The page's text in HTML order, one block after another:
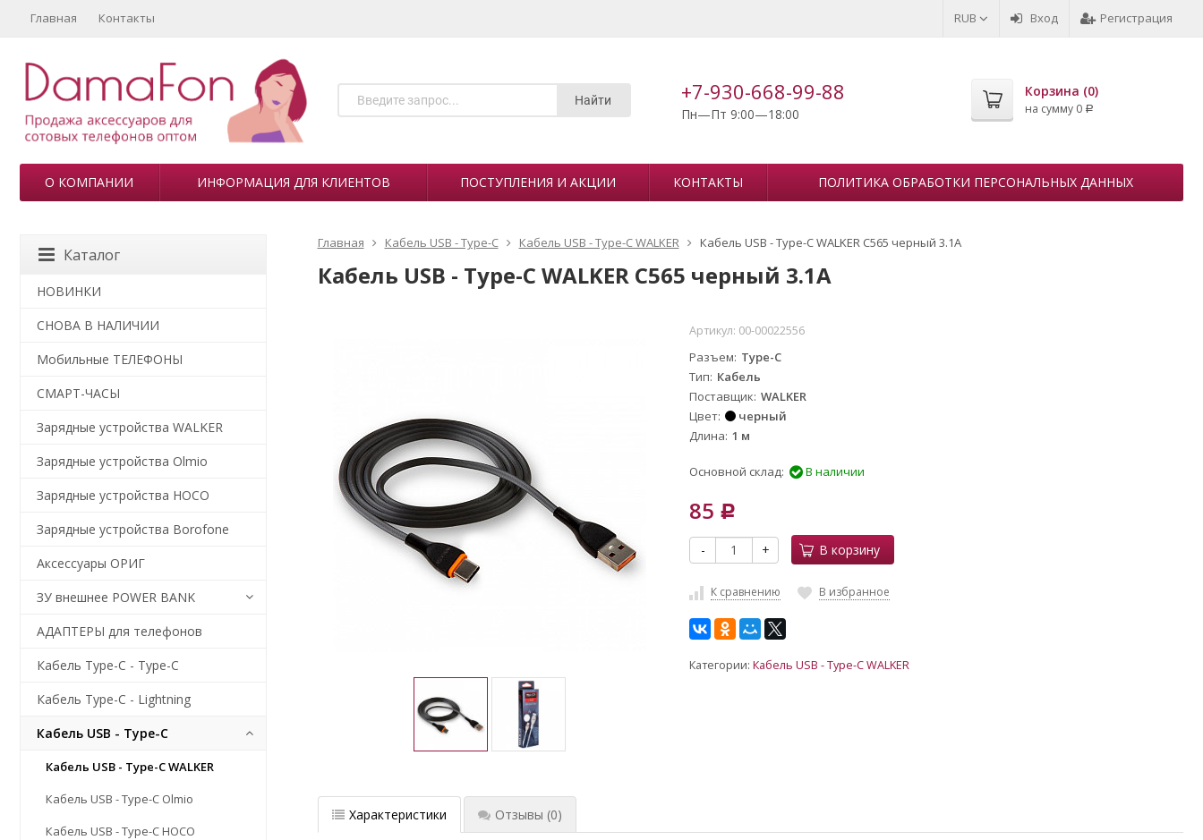
RUB Вход Регистрация
Главная Контакты
Найти +7-930-668-99-88
Пн—Пт 9:00—18:00
Корзина (0)
на сумму 0 Р
О КОМПАНИИ ИНФОРМАЦИЯ ДЛЯ КЛИЕНТОВ ПОСТУПЛЕНИЯ И АКЦИИ КОНТАКТЫ ПОЛИТИКА ОБРАБОТКИ ПЕРСОНАЛЬНЫХ ДАННЫХ
Главная Кабель USB - Type-C Кабель USB - Type-C WALKER Кабель USB - Type-C WALKER C565 черный 3.1A
Кабель USB - Type-C WALKER C565 черный 3.1A
Артикул: 00-00022556
Разъем Type-C
Тип Кабель
Поставщик WALKER
Цвет
черный
Длина 1 м
Основной склад: В наличии
85 Р
- + В корзину
К сравнению В избранное
Категории:Кабель USB - Type-C WALKER
Характеристики Отзывы (0)
Каталог
НОВИНКИ
СНОВА В НАЛИЧИИ
Мобильные ТЕЛЕФОНЫ
СМАРТ-ЧАСЫ
Зарядные устройства WALKER
Зарядные устройства Olmio
Зарядные устройства HOCO
Зарядные устройства Borofone
Аксессуары ОРИГ
ЗУ внешнее POWER BANK
АДАПТЕРЫ для телефонов
Кабель Type-C - Type-C
Кабель Type-C - Lightning
Кабель USB - Type-C
Кабель USB - Type-C WALKER
Кабель USB - Type-C Olmio
Кабель USB - Type-C HOCO